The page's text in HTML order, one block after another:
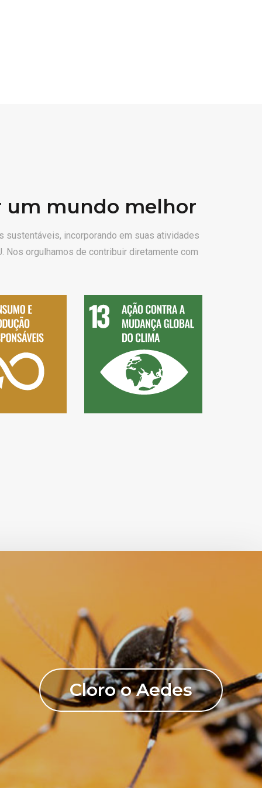
um mundo melhor
sustentáveis, incorporando em suas atividades
orgulhamos de contribuir diretamente com
Cloro o Aedes